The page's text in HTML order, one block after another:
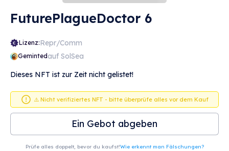
FuturePlagueDoctor 6
Lizenz:Repr/Comm
Gemintedauf SolSea
Dieses NFT ist zur Zeit nicht gelistet!
⚠️ Nicht verifiziertes NFT - bitte überprüfe alles vor dem Kauf
Ein Gebot abgeben
Prüfe alles doppelt, bevor du kaufst!Wie erkennt man Fälschungen?